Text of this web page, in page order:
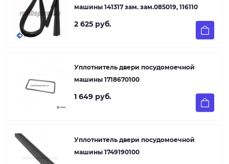
машины 141317 зам. зам.085019, 116110
2 625 руб.
Уплотнитель двери посудомоечной
машины 1718670100
1 649 руб.
Уплотнитель двери посудомоечной
машины 1749190100